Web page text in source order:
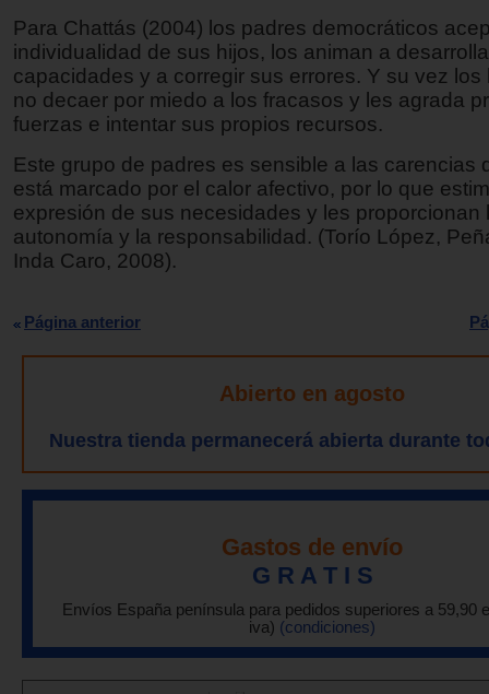
Para Chattás (2004) los padres democráticos
individualidad de sus hijos, los animan a
capacidades y a corregir sus errores. Y su vez los
no decaer por miedo a los fracasos y les agrada
fuerzas e intentar sus propios recursos.
Este grupo de padres es sensible a las carencias
está marcado por el calor afectivo, por lo que
expresión de sus necesidades y les proporcionan
autonomía y la responsabilidad. (Torío López,
Inda Caro, 2008).
Página anterior
Abierto en agosto
Nuestra tienda permanecerá abierta durante
Gastos de envío
G R A T I S
Envíos España península para pedidos superiores a 59,90
iva) (condiciones)